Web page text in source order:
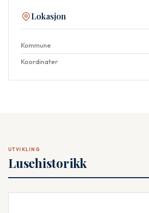
Lokasjon
Kommune
Koordinater
UTVIKLING
Lusehistorikk